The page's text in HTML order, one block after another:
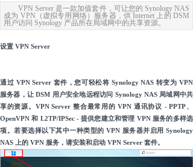
VPN Server 是一款加值套件，可让您的 Synology NAS
成为 VPN（虚拟专用网络）服务器，供 Internet 上的 DSM
用户访问 Synology 产品所在局域网中的共享资源。
设置 VPN Server
通过 VPN Server 套件，您可轻松将 Synology NAS 转变为 VPN
服务器，让 DSM 用户安全地远程访问 Synology NAS 局域网中共
享的资源。VPN Server 整合最常用的 VPN 通讯协议 - PPTP、
OpenVPN 和 L2TP/IPSec - 提供您建立和管理 VPN 服务的多样选
项。若要选择以下其中一种类型的 VPN 服务器并启用 Synology
NAS 上的 VPN 服务，请安装和启动 VPN Server 套件。